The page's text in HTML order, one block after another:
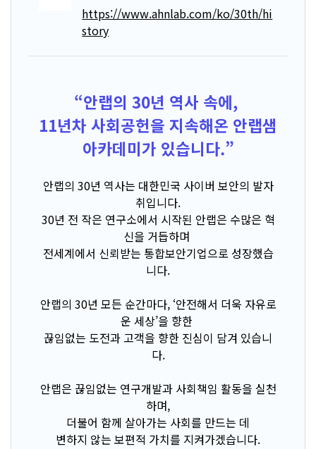
https://www.ahnlab.com/ko/30th/hi
story
“안랩의 30년 역사 속에,
11년차 사회공헌을 지속해온 안랩샘
아카데미가 있습니다.”
안랩의 30년 역사는 대한민국 사이버 보안의 발자
취입니다.
30년 전 작은 연구소에서 시작된 안랩은 수많은 혁
신을 거듭하며
전세계에서 신뢰받는 통합보안기업으로 성장했습
니다.
안랩의 30년 모든 순간마다, ‘안전해서 더욱 자유로
운 세상’을 향한
끊임없는 도전과 고객을 향한 진심이 담겨 있습니
다.
안랩은 끊임없는 연구개발과 사회책임 활동을 실천
하며,
더불어 함께 살아가는 사회를 만드는 데
변하지 않는 보편적 가치를 지켜가겠습니다.